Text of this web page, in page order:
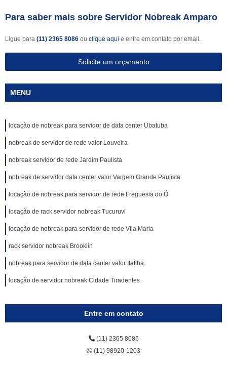
Para saber mais sobre Servidor Nobreak Amparo
Ligue para (11) 2365 8086 ou clique aqui e entre em contato por email.
Solicite um orçamento
MENU
locação de nobreak para servidor de data center Ubatuba
nobreak de servidor de rede valor Louveira
nobreak servidor de rede Jardim Paulista
nobreak de servidor data center valor Vargem Grande Paulista
locação de nobreak para servidor de rede Freguesia do Ó
locação de rack servidor nobreak Tucuruvi
locação de nobreak para servidor de rede Vila Maria
rack servidor nobreak Brooklin
nobreak para servidor de data center valor Itatiba
locação de servidor nobreak Cidade Tiradentes
Entre em contato
(11) 2365 8086
(11) 98920-1203